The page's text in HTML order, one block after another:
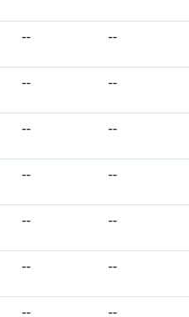
-- --
-- --
-- --
-- --
-- --
-- --
-- --